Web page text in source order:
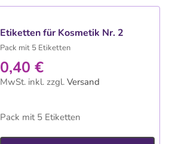
Etiketten für Kosmetik Nr. 2
Pack mit 5 Etiketten
0,40 €
MwSt. inkl. zzgl. Versand
Pack mit 5 Etiketten